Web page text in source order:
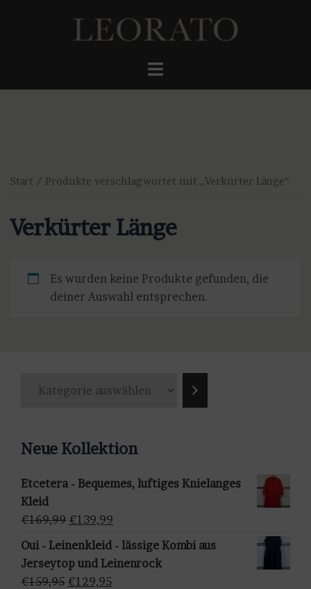
Menü
Start / Produkte verschlagwortet mit „Verkürter Länge“
Verkürter Länge
Es wurden keine Produkte gefunden, die
deiner Auswahl entsprechen.
g
r
i
e
a
u
s
Neue Kollektion
Etcetera - Bequemes, luftiges Knielanges
Kleid
€169,99 Ursprünglicher
Preis
€169,99
€139,99
Preis
ist:
Oui - Leinenkleid - lässige Kombi aus
Jerseytop und Leinenrock
€159,95 Ursprünglicher
€129,95Aktueller